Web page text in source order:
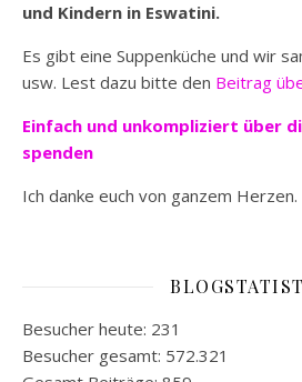
und Kindern in Eswatini.
Es gibt eine Suppenküche und wir
usw. Lest dazu bitte den Beitrag
Einfach und unkompliziert über
spenden
Ich danke euch von ganzem Herzen.
Besucher heute: 231
Besucher gesamt: 572.321